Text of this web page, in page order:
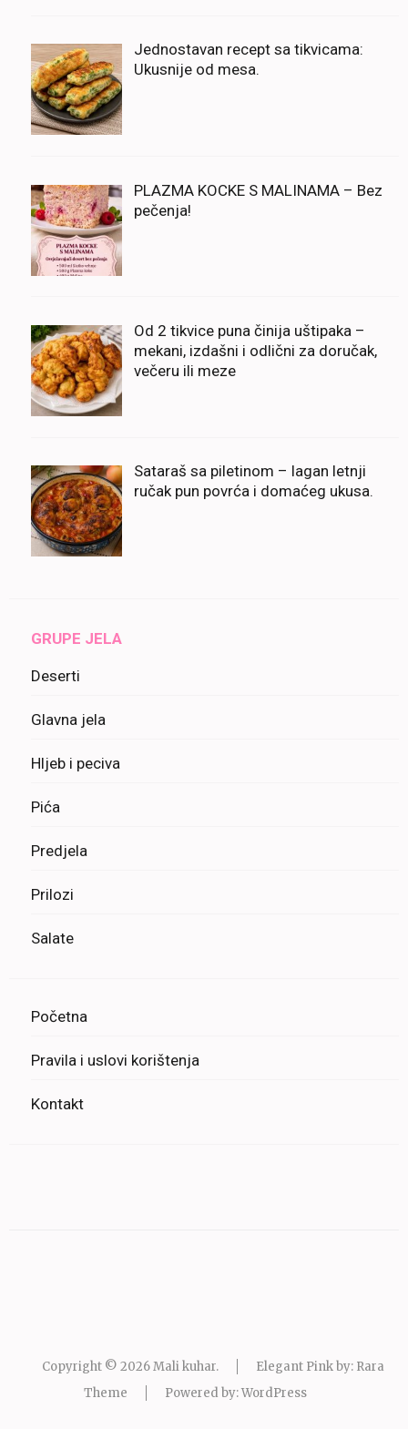
Jednostavan recept sa tikvicama:
Ukusnije od mesa.
PLAZMA KOCKE S MALINAMA – Bez
pečenja!
Od 2 tikvice puna činija uštipaka –
mekani, izdašni i odlični za doručak,
večeru ili meze
Sataraš sa piletinom – lagan letnji
ručak pun povrća i domaćeg ukusa.
GRUPE JELA
Deserti
Glavna jela
Hljeb i peciva
Pića
Predjela
Prilozi
Salate
Početna
Pravila i uslovi korištenja
Kontakt
Copyright © 2026Mali kuhar.
Elegant Pink by: Rara
Theme
Powered by:WordPress